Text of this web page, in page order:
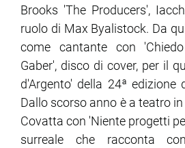
Brooks 'The Producers',
ruolo di Max Byalistock. Da
come cantante con
Gaber', disco di cover, per il
d'Argento' della 24ª edizione
Dallo scorso anno è a teatro
Covatta con 'Niente progetti
surreale che racconta